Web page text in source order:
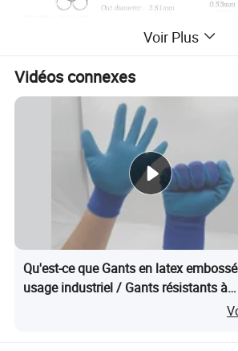
Détails de Perfect Welding
Voir Plus
Vidéos connexes
Qu'est-ce que Gants en latex
usage industriel / Gants résistants à
l'abrasion et antidérapants pour